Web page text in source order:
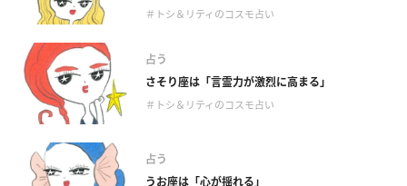
＃トシ＆リティのコスモ占い
占う
さそり座は「言霊力が激烈に高まる」
＃トシ＆リティのコスモ占い
占う
うお座は「心が揺れる」